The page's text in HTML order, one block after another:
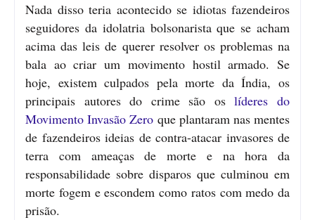
Nada disso teria acontecido se idiotas fazendeiros
seguidores da idolatria bolsonarista que se acham
acima das leis de querer resolver os problemas na
bala ao criar um movimento hostil armado. Se
hoje, existem culpados pela morte da Índia, os
principais autores do crime são oslíderes do
Movimento Invasão Zero que plantaram nas mentes
de fazendeiros ideias de contra-atacar invasores de
terra com ameaças de morte e na hora da
responsabilidade sobre disparos que culminou em
morte fogem e escondem como ratos com medo da
prisão.